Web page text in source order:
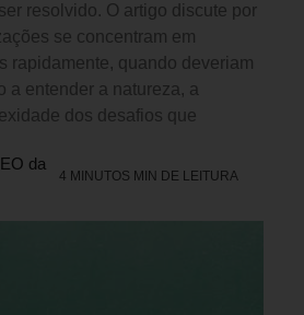
resolvido. O artigo discute por
se concentram em
rapidamente, quando deveriam
a entender a natureza, a
dos desafios que
da
4 MINUTOS MIN DE LEITURA